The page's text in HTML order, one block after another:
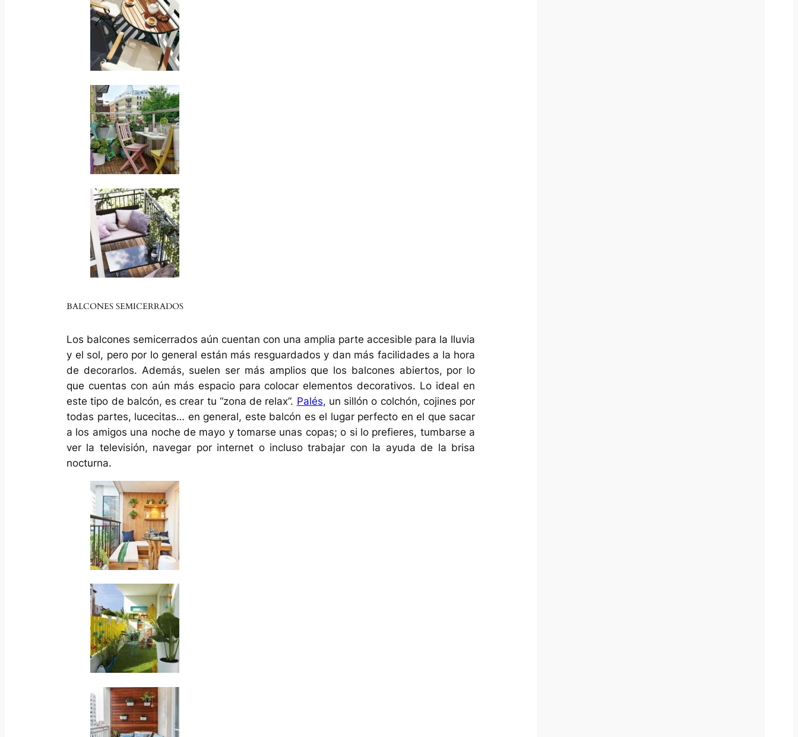
BALCONES SEMICERRADOS
Los balcones semicerrados aún cuentan con una amplia parte accesible para la lluvia
y el sol, pero por lo general están más resguardados y dan más facilidades a la hora
de decorarlos. Además, suelen ser más amplios que los balcones abiertos, por lo
que cuentas con aún más espacio para colocar elementos decorativos. Lo ideal en
este tipo de balcón, es crear tu “zona de relax”. Palés, un sillón o colchón, cojines por
todas partes, lucecitas… en general, este balcón es el lugar perfecto en el que sacar
a los amigos una noche de mayo y tomarse unas copas; o si lo prefieres, tumbarse a
ver la televisión, navegar por internet o incluso trabajar con la ayuda de la brisa
nocturna.